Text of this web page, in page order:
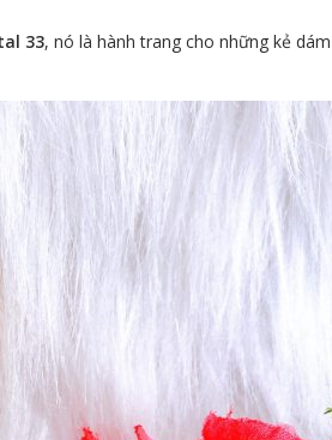
33, nó là hành trang cho những kẻ